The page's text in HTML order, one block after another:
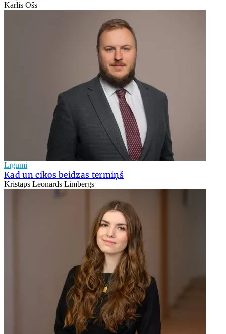
Kārlis Ošs
Līgumi
Kad un cikos beidzas termiņš
Kristaps Leonards Limbergs